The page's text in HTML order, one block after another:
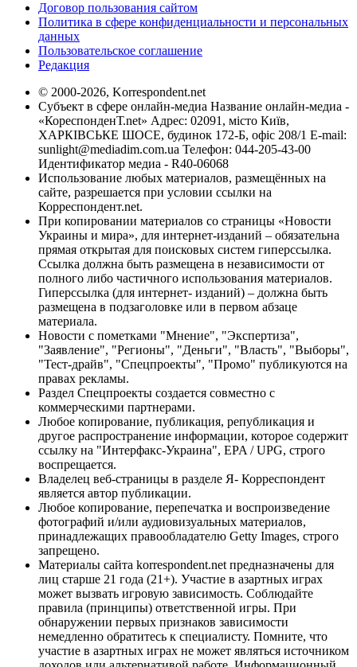
Договор пользования сайтом
Политика в сфере конфиденциальности и персональных
данных
Пользовательское соглашение
Редакция
© 2000-2026, Korrespondent.net
Субъект в сфере онлайн-медиа Название онлайн-медиа -
«КореспонденТ.net» Адрес: 02091, місто Київ,
ХАРКІВСЬКЕ ШОСЕ, будинок 172-Б, офіс 208/1 E-mail:
sunlight@mediadim.com.ua Телефон: 044-205-43-00
Идентификатор медиа - R40-06068
Использование любых материалов, размещённых на
сайте, разрешается при условии ссылки на
Корреспондент.net.
При копировании материалов со страницы «Новости
Украины и мира», для интернет-изданий – обязательна
прямая открытая для поисковых систем гиперссылка.
Ссылка должна быть размещена в независимости от
полного либо частичного использования материалов.
Гиперссылка (для интернет- изданий) – должна быть
размещена в подзаголовке или в первом абзаце
материала.
Новости с пометками "Мнение", "Экспертиза",
"Заявление", "Регионы", "Деньги", "Власть", "Выборы",
"Тест-драйв", "Спецпроекты", "Промо" публикуются на
правах рекламы.
Раздел Спецпроекты создается совместно с
коммерческими партнерами.
Любое копирование, публикация, републикация и
другое распространение информации, которое содержит
ссылку на "Интерфакс-Украина", EPA / UPG, строго
воспрещается.
Владелец веб-страницы в разделе Я- Корреспондент
является автор публикации.
Любое копирование, перепечатка и воспроизведение
фотографий и/или аудиовизуальных материалов,
принадлежащих правообладателю Getty Images, строго
запрещено.
Материалы сайта korrespondent.net предназначены для
лиц старше 21 года (21+). Участие в азартных играх
может вызвать игровую зависимость. Соблюдайте
правила (принципы) ответственной игры. При
обнаружении первых признаков зависимости
немедленно обратитесь к специалисту. Помните, что
участие в азартных играх не может являться источником